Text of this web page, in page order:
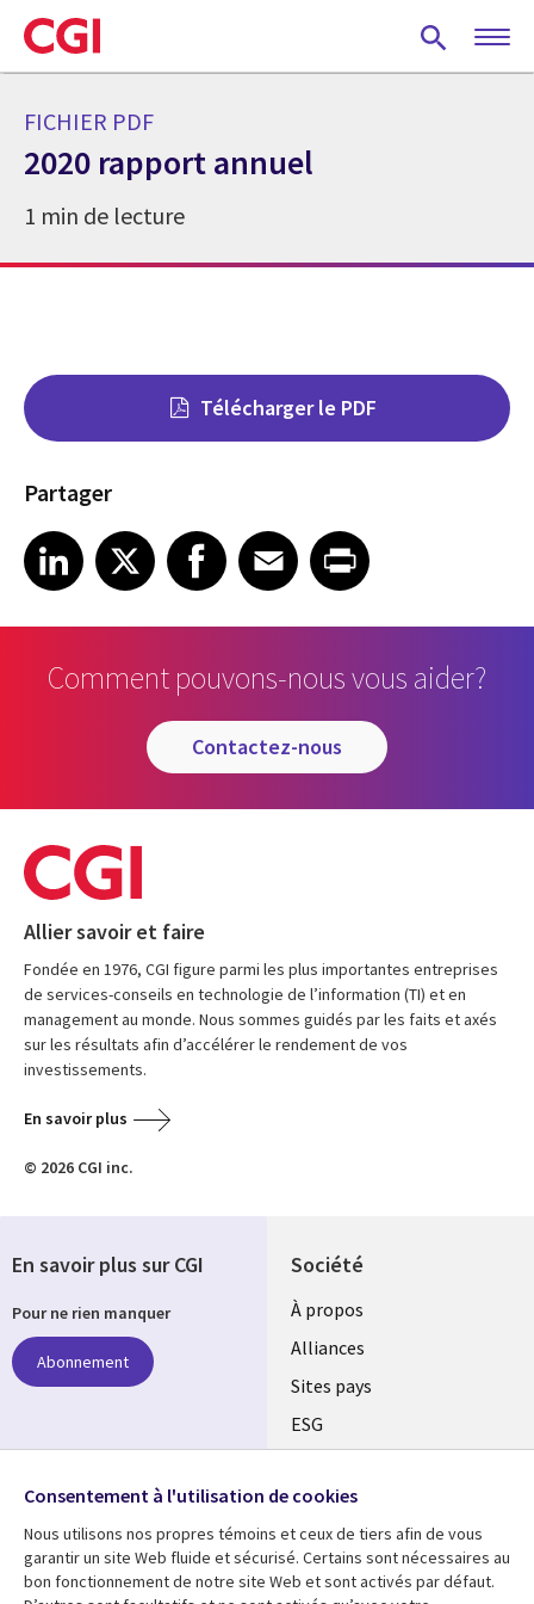
Skip
to
main
FICHIER PDF
2020 rapport annuel
1 min de lecture
Télécharger le PDF
Partager
Share on LinkedIn
LinkedIn
Share on X Share on Facebook
Facebook
Share on EmailEmailShare on Print
Comment pouvons-nous vous aider?
contactez-nous
Allier savoir et faire
Fondée en 1976, CGI figure parmi les plus importantes entreprises
de services-conseils en technologie de l’information (TI) et en
management au monde. Nous sommes guidés par les faits et axés
sur les résultats afin d’accélérer le rendement de vos
investissements.
En savoir plus
© 2026 CGI inc.
Société
À propos
Alliances
Sites pays
ESG
Fusions
Salle de presse
En savoir plus sur CGI
Pour ne rien manquer
Abonnement
Suivez-nous
Social
Media
Global
Consentement à l'utilisation de cookies
Nous utilisons nos propres témoins et ceux de tiers afin de vous
garantir un site Web fluide et sécurisé. Certains sont nécessaires au
bon fonctionnement de notre site Web et sont activés par défaut.